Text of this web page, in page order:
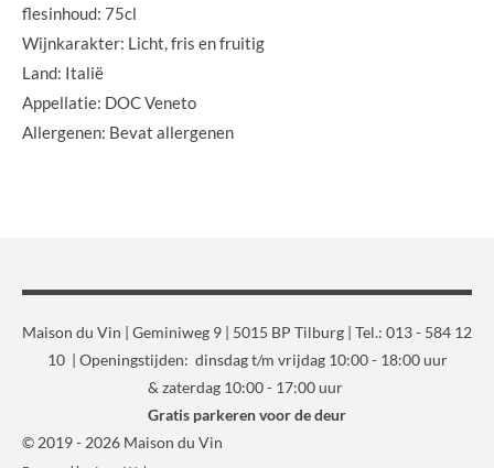
flesinhoud: 75cl
Wijnkarakter: Licht, fris en fruitig
Land: Italië
Appellatie: DOC Veneto
Allergenen: Bevat allergenen
Maison du Vin | Geminiweg 9 | 5015 BP Tilburg | Tel.: 013 - 584 12
10 | Openingstijden: dinsdag t/m vrijdag 10:00 - 18:00 uur
& zaterdag 10:00 - 17:00 uur
Gratis parkeren voor de deur
© 2019 - 2026 Maison du Vin